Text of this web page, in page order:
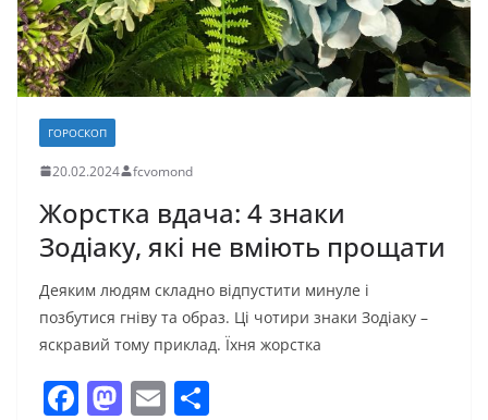
ГОРОСКОП
20.02.2024 fcvomond
Жорстка вдача: 4 знаки
Зодіаку, які не вміють прощати
Деяким людям складно відпустити минуле і
позбутися гніву та образ. Ці чотири знаки Зодіаку –
яскравий тому приклад. Їхня жорстка
F M E